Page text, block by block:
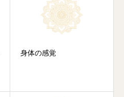
身体の感覚